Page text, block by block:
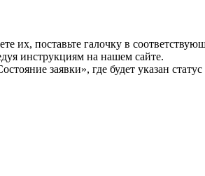
их, поставьте галочку в
инструкциям на нашем сайте.
заявки», где будет указан